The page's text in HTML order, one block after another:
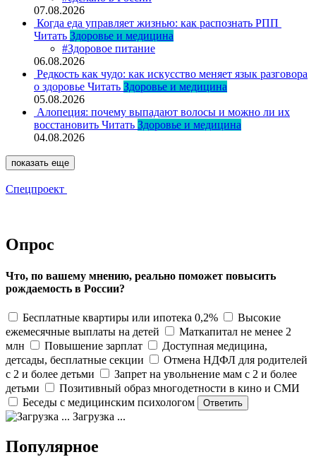
07.08.2026
Когда еда управляет жизнью: как распознать РПП
Читать Здоровье и медицина
#Здоровое питание
06.08.2026
Редкость как чудо: как искусство меняет язык разговора
о здоровье Читать Здоровье и медицина
05.08.2026
Алопеция: почему выпадают волосы и можно ли их
восстановить Читать Здоровье и медицина
04.08.2026
показать еще
Спецпроект
Опрос
Что, по вашему мнению, реально поможет повысить
рождаемость в России?
Бесплатные квартиры или ипотека 0,2%
Высокие
ежемесячные выплаты на детей
Маткапитал не менее 2
млн
Повышение зарплат
Доступная медицина,
детсады, бесплатные секции
Отмена НДФЛ для родителей
с 2 и более детьми
Запрет на увольнение мам с 2 и более
детьми
Позитивный образ многодетности в кино и СМИ
Беседы с медицинским психологом
Загрузка ...
Популярное